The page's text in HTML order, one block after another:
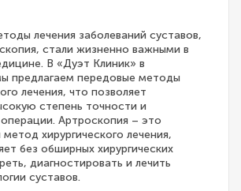
лечения заболеваний суставов,
стали жизненно важными в
В «Дуэт Клиник» в
предлагаем передовые методы
лечения, что позволяет
степень точности и
Артроскопия – это
хирургического лечения,
без обширных хирургических
диагностировать и лечить
суставов.